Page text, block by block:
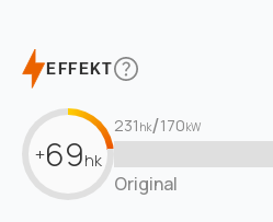
EFFEKT
+69hk
231 hk/170kW
Original